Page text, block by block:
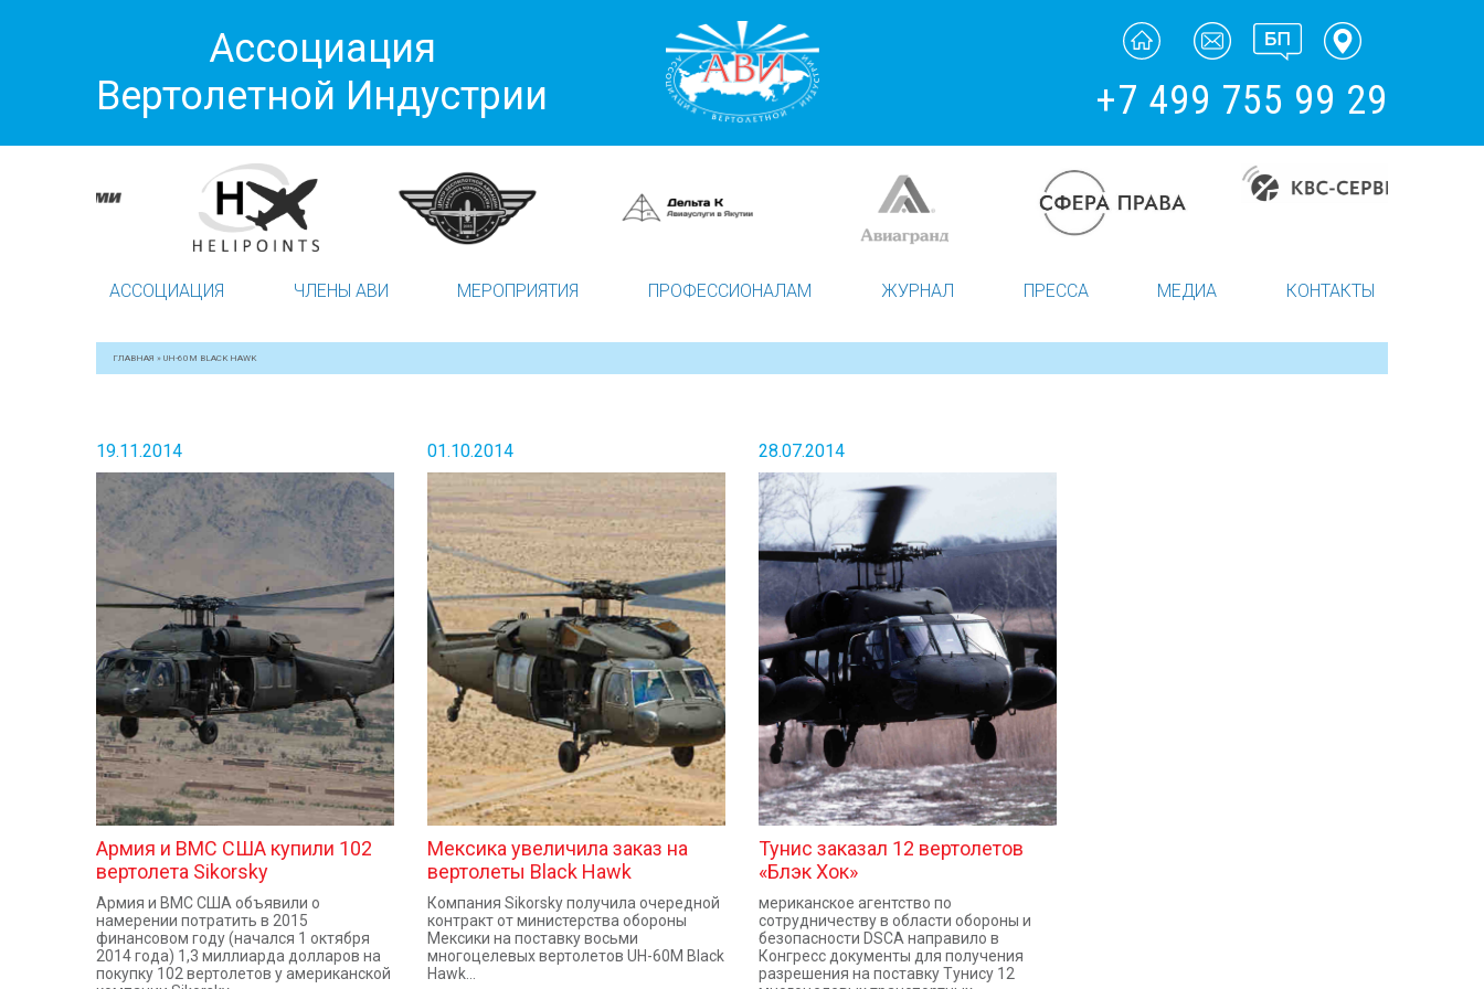
Ассоциация
Вертолетной Индустрии
+7 499 755 99 29
АССОЦИАЦИЯ ЧЛЕНЫ АВИ МЕРОПРИЯТИЯ ПРОФЕССИОНАЛАМ ЖУРНАЛ ПРЕССА МЕДИА КОНТАКТЫ
ГЛАВНАЯ » UH-60M BLACK HAWK
19.11.2014
Армия и ВМС США купили 102
вертолета Sikorsky
Армия и ВМС США объявили о
намерении потратить в 2015
финансовом году (начался 1 октября
2014 года) 1,3 миллиарда долларов на
покупку 102 вертолетов у американской
01.10.2014
Мексика увеличила заказ на
вертолеты Black Hawk
Компания Sikorsky получила очередной
контракт от министерства обороны
Мексики на поставку восьми
многоцелевых вертолетов UH-60M Black
Hawk...
28.07.2014
Тунис заказал 12 вертолетов
«Блэк Хок»
мериканское агентство по
сотрудничеству в области обороны и
безопасности DSCA направило в
Конгресс документы для получения
разрешения на поставку Тунису 12